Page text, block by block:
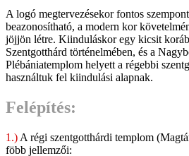
A logó megtervezésekor fontos
beazonosítható, a modern kor
jöjjön létre. Kiinduláskor egy kicsit
Szentgotthárd történelmében, és a
Plébániatemplom helyett a régebbi
használtuk fel kiindulási alapnak.
Felépítés:
1.) A régi szentgotthárdi templom
föbb jellemzői: